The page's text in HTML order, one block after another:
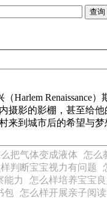
Harlem
影的影棚，甚至给
到城市后的希望与
把气体变成液体 怎么
判断宝宝视力有问题
能力 怎么样培养宝宝
包 怎么样开展亲子阅读